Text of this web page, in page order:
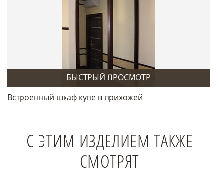
БЫСТРЫЙ ПРОСМОТР
Встроенный шкаф купе в прихожей
С ЭТИМ ИЗДЕЛИЕМ ТАКЖЕ
СМОТРЯТ